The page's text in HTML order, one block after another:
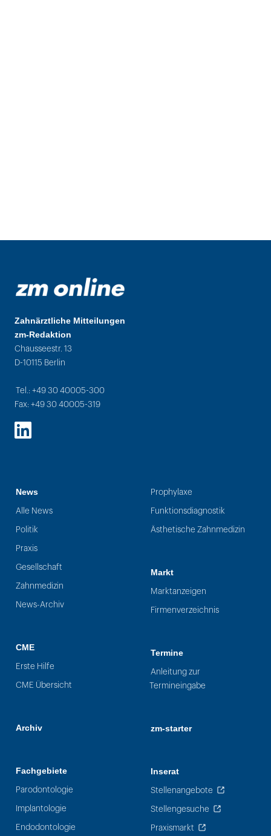
Zahnärztliche Mitteilungen
zm-Redaktion
Chausseestr. 13
D-10115 Berlin
Tel.: +49 30 40005-300
Fax: +49 30 40005-319
LinkedIn
News
Alle News
Politik
Praxis
Gesellschaft
Zahnmedizin
News-Archiv
CME
Erste Hilfe
CME Übersicht
Archiv
Fachgebiete
Parodontologie
Implantologie
Endodontologie
Prophylaxe
Funktionsdiagnostik
Ästhetische Zahnmedizin
Markt
Marktanzeigen
Firmenverzeichnis
Termine
Anleitung zur
Termineingabe
zm-starter
Inserat
Stellenangebote
Stellengesuche
Praxismarkt